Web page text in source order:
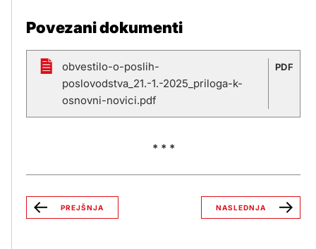
Povezani dokumenti
obvestilo-o-poslih-
poslovodstva_21.-1.-2025_priloga-k-
osnovni-novici.pdf
PDF
* * *
PREJŠNJA NASLEDNJA